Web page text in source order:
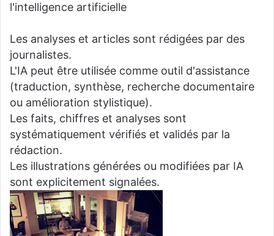
l'intelligence artificielle
Les analyses et articles sont rédigées par des
journalistes.
L'IA peut être utilisée comme outil d'assistance
(traduction, synthèse, recherche documentaire
ou amélioration stylistique).
Les faits, chiffres et analyses sont
systématiquement vérifiés et validés par la
rédaction.
Les illustrations générées ou modifiées par IA
sont explicitement signalées.